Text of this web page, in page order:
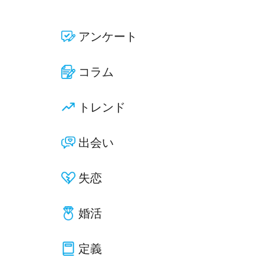
アンケート
コラム
トレンド
出会い
失恋
婚活
定義